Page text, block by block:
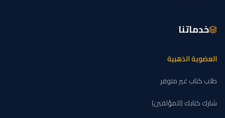
خدماتنا
العضوية الذهبية
طلب كتاب غير متوفر
شارك كتابك (للمؤلفين)